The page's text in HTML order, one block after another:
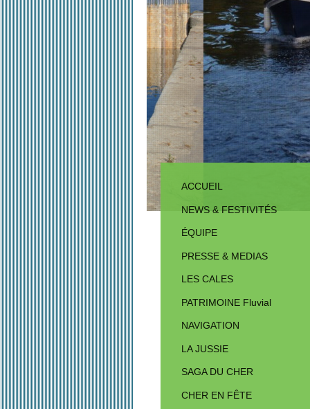
ACCUEIL
NEWS & FESTIVITÉS
ÉQUIPE
PRESSE & MEDIAS
LES CALES
PATRIMOINE Fluvial
NAVIGATION
LA JUSSIE
SAGA DU CHER
CHER EN FÊTE